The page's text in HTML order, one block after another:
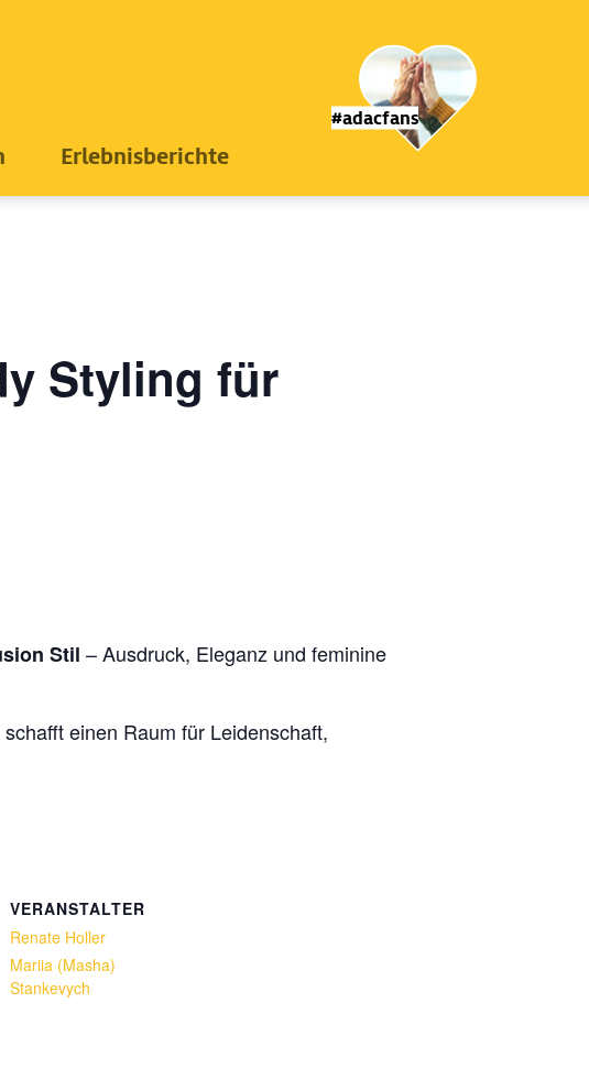
Erlebnisberichte
#adacfans
Styling für
Stil – Ausdruck, Eleganz und feminine
schafft einen Raum für Leidenschaft,
VERANSTALTER
Renate Holler
Mariia (Masha)
Stankevych